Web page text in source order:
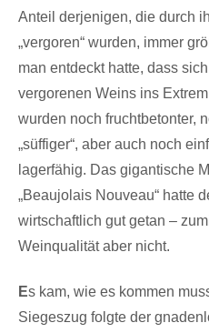
Anteil derjenigen, die durch
„vergoren“ wurden, immer
man entdeckt hatte, dass
vergorenen Weins ins
wurden noch fruchtbetonter,
„süffiger“, aber auch noch
lagerfähig. Das gigantische
„Beaujolais Nouveau“ hatte
wirtschaftlich gut getan –
Weinqualität aber nicht.
Es kam, wie es kommen
Siegeszug folgte der